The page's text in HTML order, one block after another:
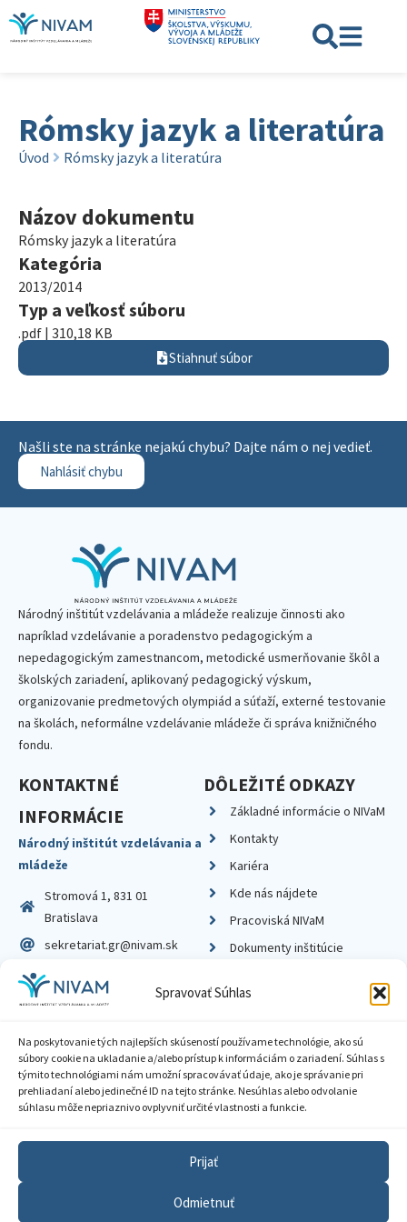
Spravovať Súhlas
Na poskytovanie tých najlepších skúseností používame technológie, ako sú
súbory cookie na ukladanie a/alebo prístup k informáciám o zariadení. Súhlas s
týmito technológiami nám umožní spracovávať údaje, ako je správanie pri
prehliadaní alebo jedinečné ID na tejto stránke. Nesúhlas alebo odvolanie
súhlasu môže nepriaznivo ovplyvniť určité vlastnosti a funkcie.
Prijať
Odmietnuť
Rómsky jazyk a literatúra
Úvod Rómsky jazyk a literatúra
Názov dokumentu
Rómsky jazyk a literatúra
Kategória
2013/2014
Typ a veľkosť súboru
.pdf | 310,18 KB
Stiahnuť súbor
Našli ste na stránke nejakú chybu? Dajte nám o nej vedieť.
Nahlásiť chybu
Národný inštitút vzdelávania a mládeže realizuje činnosti ako
napríklad vzdelávanie a poradenstvo pedagogickým a
nepedagogickým zamestnancom, metodické usmerňovanie škôl a
školských zariadení, aplikovaný pedagogický výskum,
organizovanie predmetových olympiád a súťaží, externé testovanie
na školách, neformálne vzdelávanie mládeže či správa knižničného
fondu.
KONTAKTNÉ
INFORMÁCIE
Národný inštitút vzdelávania a
mládeže
Stromová 1, 831 01
Bratislava
sekretariat.gr@nivam.sk
IČO: 00164348
DIČ: 2020798714
DÔLEŽITÉ ODKAZY
Základné informácie o NIVaM
Kontakty
Kariéra
Kde nás nájdete
Pracoviská NIVaM
Dokumenty inštitúcie
Zásady ochrany súkromia
Sprístupnenie informácií